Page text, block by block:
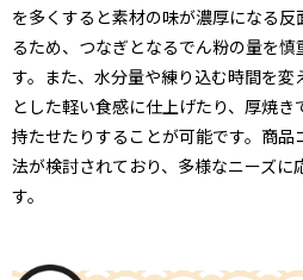
を多くすると素材の味が濃厚になる
るため、つなぎとなるでん粉の量を
す。また、水分量や練り込む時間を変
とした軽い食感に仕上げたり、厚焼
持たせたりすることが可能です。商
法が検討されており、多様なニーズに
す。